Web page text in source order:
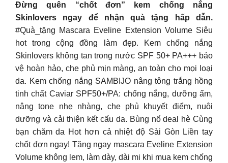
Đừng quên “chốt đơn” kem chống nắng
Skinlovers ngay để nhận quà tặng hấp dẫn.
#Quà_tặng Mascara Eveline Extension Volume Siêu
hot trong cộng đồng làm đẹp. Kem chống nắng
Skinlovers không tan trong nước SPF 50+ PA+++ bảo
vệ hoàn hảo, che phủ mịn màng, an toàn cho mọi loại
da. Kem chống nắng SAMBIJO nâng tông trắng hồng
tinh chất Caviar SPF50+/PA: chống nắng, dưỡng ẩm,
nâng tone nhẹ nhàng, che phủ khuyết điểm, nuôi
dưỡng và cải thiện kết cấu da. Bùng nổ deal hè Cùng
bạn chăm da Hot hơn cả nhiệt độ Sài Gòn Liền tay
chốt đơn ngay! Tặng ngay mascara Eveline Extension
Volume không lem, làm dày, dài mi khi mua kem chống